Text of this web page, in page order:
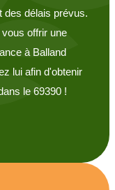
délais prévus.
offrir une
à Balland
lui afin d'obtenir
le 69390 !